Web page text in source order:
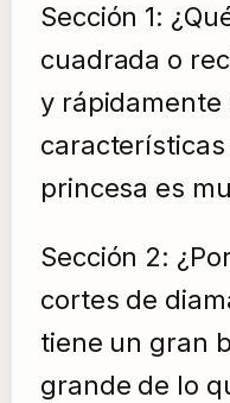
Sección 1:
cuadrada o
y rápidamente
princesa es
Sección 2:
cortes de
tiene un gran
grande de lo